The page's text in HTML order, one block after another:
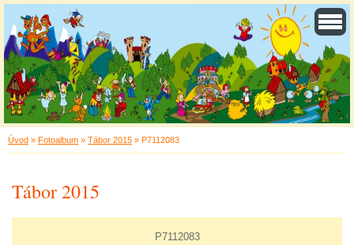
Úvod » Fotoalbum » Tábor 2015 » P7112083
Tábor 2015
P7112083